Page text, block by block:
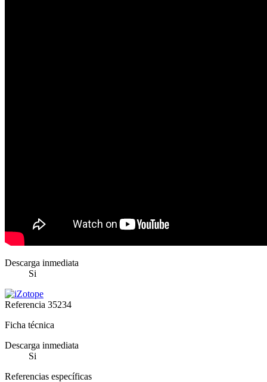
Descarga inmediata
Si
Referencia 35234
Ficha técnica
Descarga inmediata
Si
Referencias específicas